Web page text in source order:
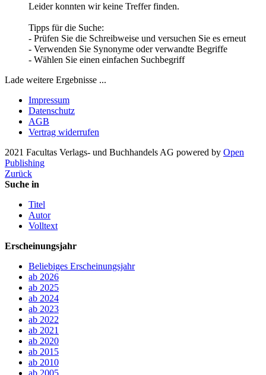
Leider konnten wir keine Treffer finden.
Tipps für die Suche:
- Prüfen Sie die Schreibweise und versuchen Sie es erneut
- Verwenden Sie Synonyme oder verwandte Begriffe
- Wählen Sie einen einfachen Suchbegriff
Lade weitere Ergebnisse ...
Impressum
Datenschutz
AGB
Vertrag widerrufen
2021 Facultas Verlags- und Buchhandels AG powered by Open
Publishing
Zurück
Suche in
Titel
Autor
Volltext
Erscheinungsjahr
Beliebiges Erscheinungsjahr
ab 2026
ab 2025
ab 2024
ab 2023
ab 2022
ab 2021
ab 2020
ab 2015
ab 2010
ab 2005